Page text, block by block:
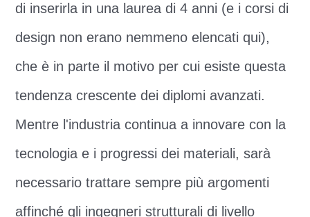
di inserirla in una laurea di 4 anni (e i corsi di
design non erano nemmeno elencati qui),
che è in parte il motivo per cui esiste questa
tendenza crescente dei diplomi avanzati.
Mentre l'industria continua a innovare con la
tecnologia e i progressi dei materiali, sarà
necessario trattare sempre più argomenti
affinché gli ingegneri strutturali di livello